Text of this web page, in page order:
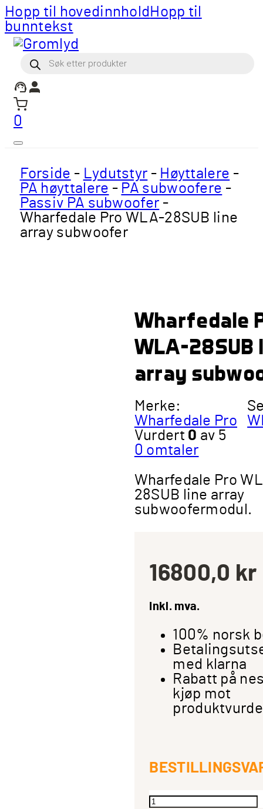
Hopp til hovedinnhold Hopp til
bunntekst
Products
search
0
Forside - Lydutstyr - Høyttalere -
PA høyttalere - PA subwoofere -
Passiv PA subwoofer -
Wharfedale Pro WLA-28SUB line
array subwoofer
Wharfedale
WLA-28SUB
array
Merke:
Wharfedale Pro
Vurdert 0 av 5
0 omtaler
Wharfedale Pro
28SUB line array
subwoofermodul.
16800,0 kr
Inkl. mva.
100% norsk
med klarna
Rabatt på
kjøp mot
Wharfedale